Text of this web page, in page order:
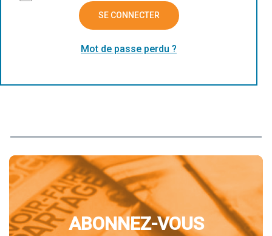
SE CONNECTER
Mot de passe perdu ?
ABONNEZ-VOUS